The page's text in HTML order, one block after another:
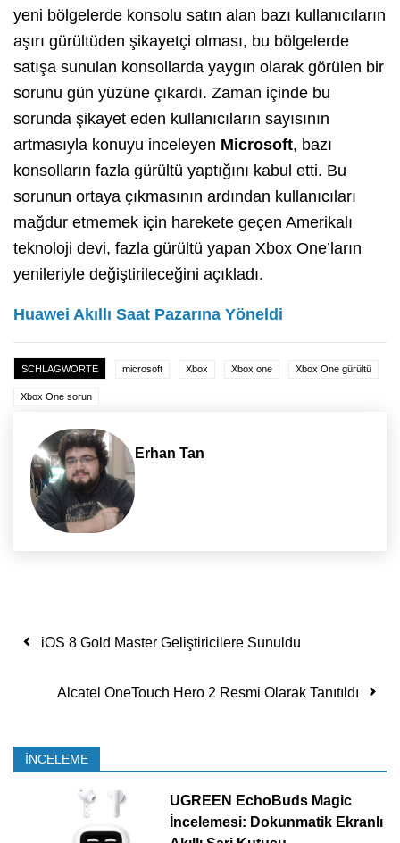
yeni bölgelerde konsolu satın alan bazı kullanıcıların
aşırı gürültüden şikayetçi olması, bu bölgelerde
satışa sunulan konsollarda yaygın olarak görülen bir
sorunu gün yüzüne çıkardı. Zaman içinde bu
sorunda şikayet eden kullanıcıların sayısının
artmasıyla konuyu inceleyen Microsoft, bazı
konsolların fazla gürültü yaptığını kabul etti. Bu
sorunun ortaya çıkmasının ardından kullanıcıları
mağdur etmemek için harekete geçen Amerikalı
teknoloji devi, fazla gürültü yapan Xbox One’ların
yenileriyle değiştirileceğini açıkladı.
Huawei Akıllı Saat Pazarına Yöneldi
SCHLAGWORTE microsoft Xbox Xbox one Xbox One gürültü
Xbox One sorun
Erhan Tan
Yazı dolaşımı
iOS 8 Gold Master Geliştiricilere Sunuldu
Alcatel OneTouch Hero 2 Resmi Olarak Tanıtıldı
İNCELEME
UGREEN EchoBuds Magic
İncelemesi: Dokunmatik Ekranlı